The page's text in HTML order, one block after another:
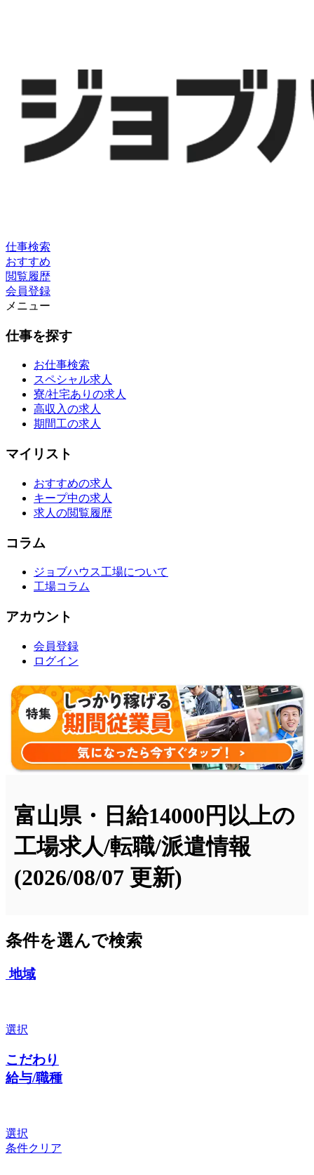
仕事検索
おすすめ
閲覧履歴
会員登録
メニュー
仕事を探す
お仕事検索
スペシャル求人
寮/社宅ありの求人
高収入の求人
期間工の求人
マイリスト
おすすめの求人
キープ中の求人
求人の閲覧履歴
コラム
ジョブハウス工場について
工場コラム
アカウント
会員登録
ログイン
富山県・日給14000円以上の
工場求人/転職/派遣情報
(2026/08/07 更新)
条件を選んで検索
地域
選択
こだわり
給与/職種
選択
条件クリア